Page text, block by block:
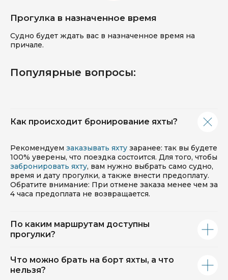
Прогулка в назначенное время
Судно будет ждать вас в назначенное время на
причале.
Популярные вопросы:
Как происходит бронирование яхты?
Рекомендуем заказывать яхту заранее: так вы будете
100% уверены, что поездка состоится. Для того, чтобы
забронировать яхту, вам нужно выбрать само судно,
время и дату прогулки, а также внести предоплату.
Обратите внимание: При отмене заказа менее чем за
4 часа предоплата не возвращается.
По каким маршрутам доступны
прогулки?
Что можно брать на борт яхты, а что
нельзя?